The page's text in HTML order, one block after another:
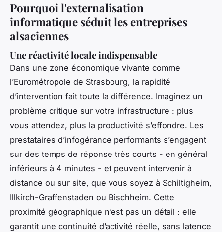
Pourquoi l'externalisation
informatique séduit les entreprises
alsaciennes
Une réactivité locale indispensable
Dans une zone économique vivante comme
l’Eurométropole de Strasbourg, la rapidité
d’intervention fait toute la différence. Imaginez un
problème critique sur votre infrastructure : plus
vous attendez, plus la productivité s’effondre. Les
prestataires d’infogérance performants s’engagent
sur des temps de réponse très courts - en général
inférieurs à 4 minutes - et peuvent intervenir à
distance ou sur site, que vous soyez à Schiltigheim,
Illkirch-Graffenstaden ou Bischheim. Cette
proximité géographique n’est pas un détail : elle
garantit une continuité d’activité réelle, sans latence